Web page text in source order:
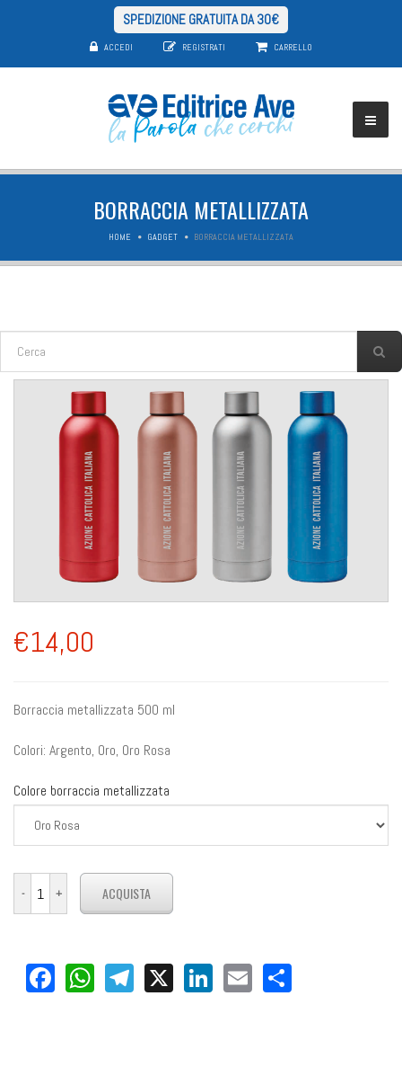
SPEDIZIONE GRATUITA DA 30€
ACCEDI REGISTRATI CARRELLO
BORRACCIA METALLIZZATA
HOME GADGET BORRACCIA METALLIZZATA
FORM DI RICERCA
€14,00
Borraccia metallizzata 500 ml
Colori: Argento, Oro, Oro Rosa
Colore borraccia metallizzata
Facebook
WhatsApp
Telegram
X LinkedIn
Email